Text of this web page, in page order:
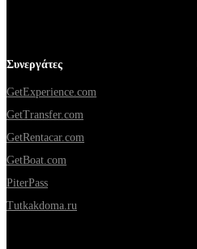
Συνεργάτες
GetExperience.com
GetTransfer.com
GetRentacar.com
GetBoat.com
PiterPass
Tutkakdoma.ru